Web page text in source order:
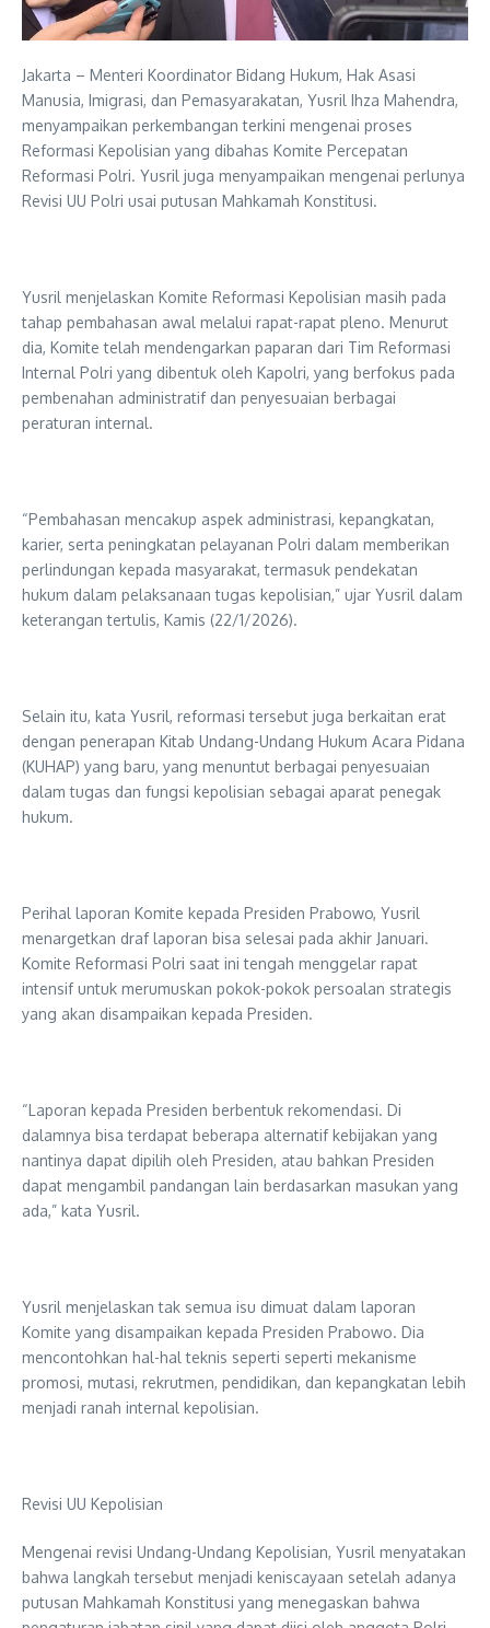
Jakarta – Menteri Koordinator Bidang Hukum, Hak Asasi
Manusia, Imigrasi, dan Pemasyarakatan, Yusril Ihza Mahendra,
menyampaikan perkembangan terkini mengenai proses
Reformasi Kepolisian yang dibahas Komite Percepatan
Reformasi Polri. Yusril juga menyampaikan mengenai perlunya
Revisi UU Polri usai putusan Mahkamah Konstitusi.
Yusril menjelaskan Komite Reformasi Kepolisian masih pada
tahap pembahasan awal melalui rapat-rapat pleno. Menurut
dia, Komite telah mendengarkan paparan dari Tim Reformasi
Internal Polri yang dibentuk oleh Kapolri, yang berfokus pada
pembenahan administratif dan penyesuaian berbagai
peraturan internal.
“Pembahasan mencakup aspek administrasi, kepangkatan,
karier, serta peningkatan pelayanan Polri dalam memberikan
perlindungan kepada masyarakat, termasuk pendekatan
hukum dalam pelaksanaan tugas kepolisian,” ujar Yusril dalam
keterangan tertulis, Kamis (22/1/2026).
Selain itu, kata Yusril, reformasi tersebut juga berkaitan erat
dengan penerapan Kitab Undang-Undang Hukum Acara Pidana
(KUHAP) yang baru, yang menuntut berbagai penyesuaian
dalam tugas dan fungsi kepolisian sebagai aparat penegak
hukum.
Perihal laporan Komite kepada Presiden Prabowo, Yusril
menargetkan draf laporan bisa selesai pada akhir Januari.
Komite Reformasi Polri saat ini tengah menggelar rapat
intensif untuk merumuskan pokok-pokok persoalan strategis
yang akan disampaikan kepada Presiden.
“Laporan kepada Presiden berbentuk rekomendasi. Di
dalamnya bisa terdapat beberapa alternatif kebijakan yang
nantinya dapat dipilih oleh Presiden, atau bahkan Presiden
dapat mengambil pandangan lain berdasarkan masukan yang
ada,” kata Yusril.
Yusril menjelaskan tak semua isu dimuat dalam laporan
Komite yang disampaikan kepada Presiden Prabowo. Dia
mencontohkan hal-hal teknis seperti seperti mekanisme
promosi, mutasi, rekrutmen, pendidikan, dan kepangkatan lebih
menjadi ranah internal kepolisian.
Revisi UU Kepolisian
Mengenai revisi Undang-Undang Kepolisian, Yusril menyatakan
bahwa langkah tersebut menjadi keniscayaan setelah adanya
putusan Mahkamah Konstitusi yang menegaskan bahwa